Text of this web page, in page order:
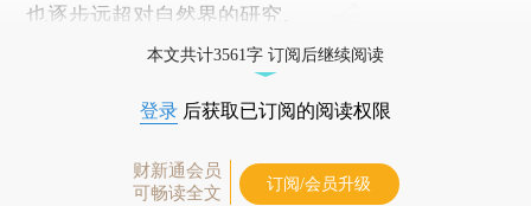
也逐步远超对自然界的研究。
本文共计3561字 订阅后继续阅读
登录 后获取已订阅的阅读权限
财新通会员
可畅读全文
订阅/会员升级